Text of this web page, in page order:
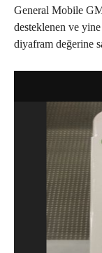
General Mobile
desteklenen ve
diyafram değerine